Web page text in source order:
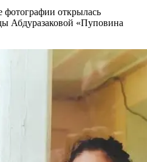
открылась
Абдуразаковой «Пуповина